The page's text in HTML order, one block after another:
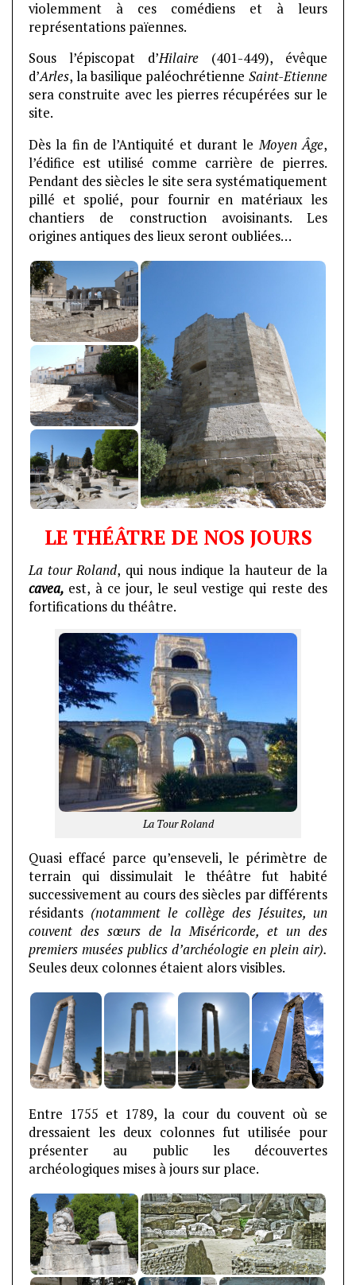
violemment à ces comédiens et à leurs
représentations païennes.
Sous l’épiscopat d’Hilaire (401-449), évêque
d’Arles, la basilique paléochrétienne Saint-Etienne
sera construite avec les pierres récupérées sur le
site.
Dès la fin de l’Antiquité et durant leMoyen Âge,
l’édifice est utilisé comme carrière de pierres.
Pendant des siècles le site sera systématiquement
pillé et spolié, pour fournir en matériaux les
chantiers de construction avoisinants. Les
origines antiques des lieux seront oubliées…
LE THÉÂTRE DE NOS JOURS
La tour Roland, qui nous indique la hauteur de la
cavea, est, à ce jour, le seul vestige qui reste des
fortifications du théâtre.
La Tour Roland
Quasi effacé parce qu’enseveli, le périmètre de
terrain qui dissimulait le théâtre fut habité
successivement au cours des siècles par différents
résidants (notamment le collège des Jésuites, un
couvent des sœurs de la Miséricorde, et un des
premiers musées publics d’archéologie en plein air).
Seules deux colonnes étaient alors visibles.
Entre 1755 et 1789, la cour du couvent où se
dressaient les deux colonnes fut utilisée pour
présenter au public les découvertes
archéologiques mises à jours sur place.